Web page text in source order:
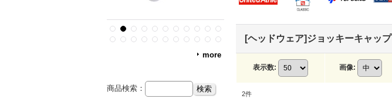
more
商品検索：
[ヘッドウェア]ジョッキーキャップ
表示数: 画像:
2件